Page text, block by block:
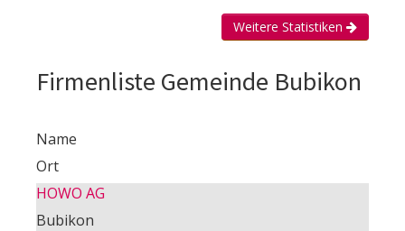
Weitere Statistiken
Firmenliste Gemeinde Bubikon
Name
Ort
HOWO AG
Bubikon